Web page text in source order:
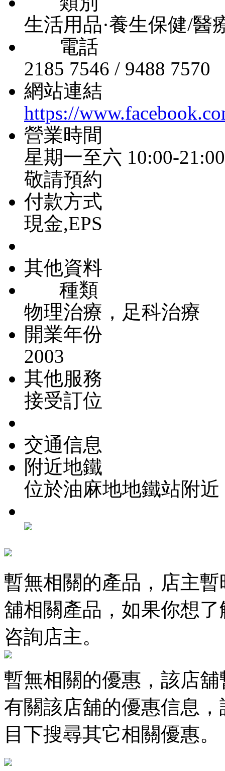
生活用品·養生保健/醫
電話
2185 7546 / 9488 7570
網站連結
https://
營業時間
星期一至六 10:00-21:00
敬請預約
付款方式
現金,EPS
其他資料
種類
物理治療，足科治療
開業年份
2003
其他服務
接受訂位
交通信息
附近地鐵
位於油麻地地鐵站附近
暫無相關的產品，店主
舖相關產品，如果你想
咨詢店主。
暫無相關的優惠，該店
有關該店舖的優惠信息
目下搜尋其它相關優惠。